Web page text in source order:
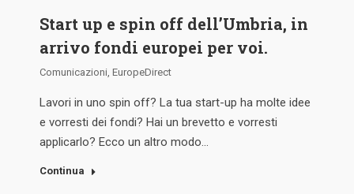
Start up e spin off dell’Umbria, in
arrivo fondi europei per voi.
Comunicazioni EuropeDirect
Lavori in uno spin off? La tua start-up ha molte idee
e vorresti dei fondi? Hai un brevetto e vorresti
applicarlo? Ecco un altro modo…
Continua